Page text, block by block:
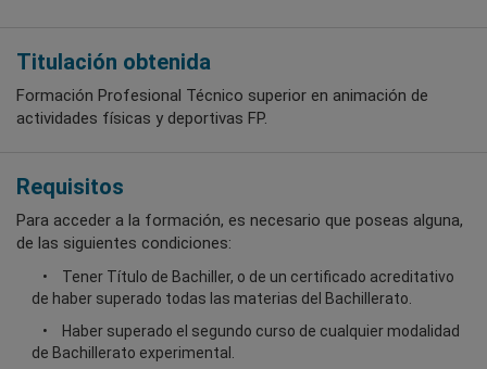
Titulación obtenida
Formación Profesional Técnico superior en animación de
actividades físicas y deportivas FP.
Requisitos
Para acceder a la formación, es necesario que poseas alguna,
de las siguientes condiciones:
Tener Título de Bachiller, o de un certificado acreditativo
de haber superado todas las materias del Bachillerato.
Haber superado el segundo curso de cualquier modalidad
de Bachillerato experimental.